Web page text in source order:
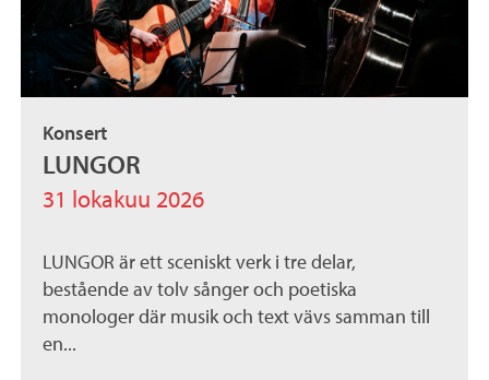
Konsert
LUNGOR
31 lokakuu 2026
LUNGOR är ett sceniskt verk i tre delar,
bestående av tolv sånger och poetiska
monologer där musik och text vävs samman till
en...